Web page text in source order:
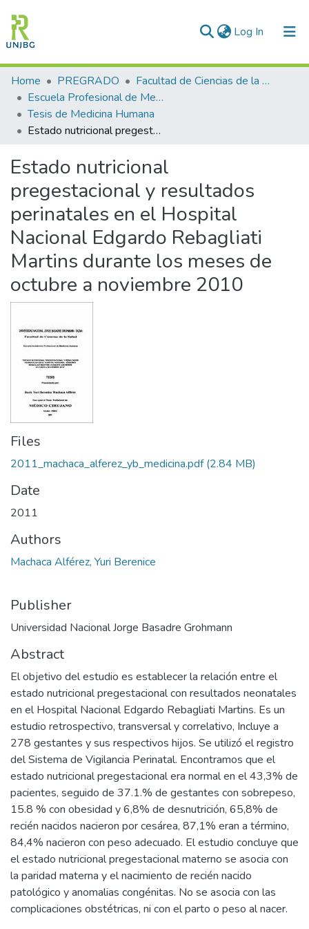
Log In (current)
Communities & Collections
All of DSpace
Statistics
Enviar tesis
Home PREGRADO
Facultad de Ciencias de la Salud
Escuela Profesional de Medicina Humana
Tesis de Medicina Humana
Estado nutricional pregestacional y resultados perinatales en el Hospital Nacional Edgardo Rebagliati Martins durante los meses de octubre a noviembre 2010
Estado nutricional
pregestacional y resultados
perinatales en el Hospital
Nacional Edgardo Rebagliati
Martins durante los meses de
octubre a noviembre 2010
Files
2011_machaca_alferez_yb_medicina.pdf(2.84 MB)
Date
2011
Authors
Machaca Alférez, Yuri Berenice
Publisher
Universidad Nacional Jorge Basadre Grohmann
Abstract
El objetivo del estudio es establecer la relación entre el
estado nutricional pregestacional con resultados neonatales
en el Hospital Nacional Edgardo Rebagliati Martins. Es un
estudio retrospectivo, transversal y correlativo, Incluye a
278 gestantes y sus respectivos hijos. Se utilizó el registro
del Sistema de Vigilancia Perinatal. Encontramos que el
estado nutricional pregestacional era normal en el 43,3% de
pacientes, seguido de 37.1.% de gestantes con sobrepeso,
15.8 % con obesidad y 6,8% de desnutrición, 65,8% de
recién nacidos nacieron por cesárea, 87,1% eran a término,
84,4% nacieron con peso adecuado. El estudio concluye que
el estado nutricional pregestacional materno se asocia con
la paridad materna y el nacimiento de recién nacido
patológico y anomalias congénitas. No se asocia con las
complicaciones obstétricas, ni con el parto o peso al nacer.